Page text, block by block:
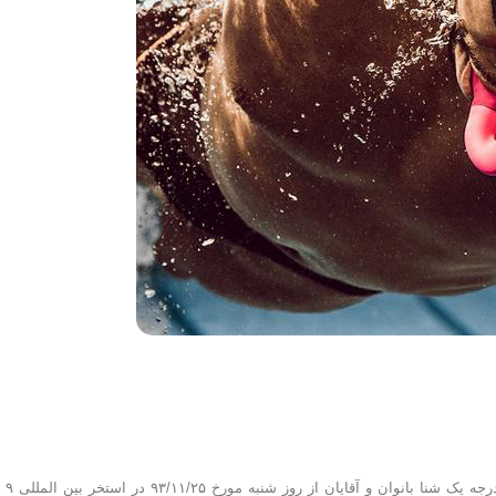
به گزارش روابط عمومی